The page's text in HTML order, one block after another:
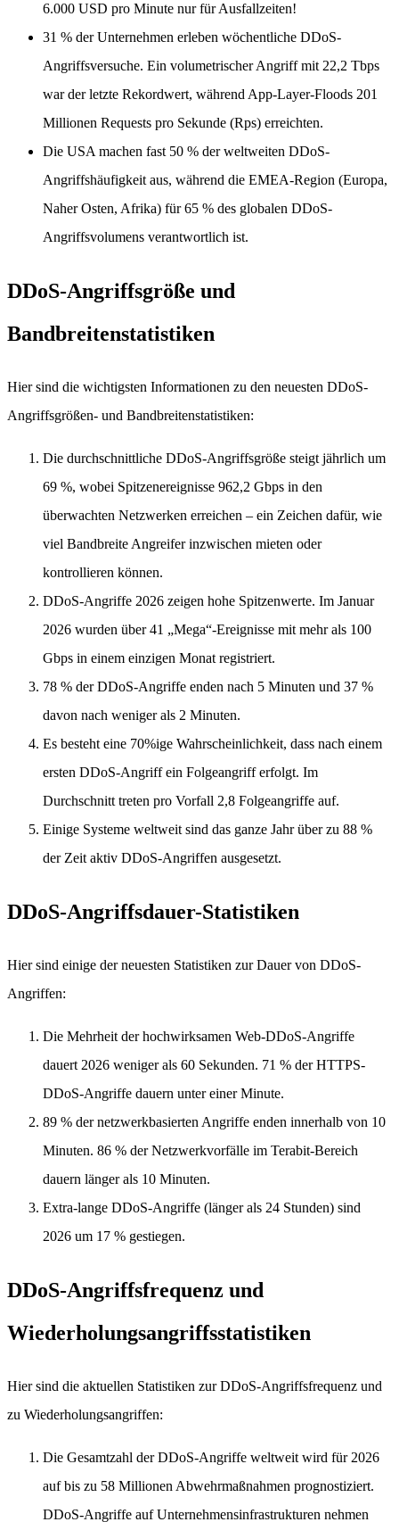
6.000 USD pro Minute nur für Ausfallzeiten!
31 % der Unternehmen erleben wöchentliche DDoS-
Angriffsversuche. Ein volumetrischer Angriff mit 22,2 Tbps
war der letzte Rekordwert, während App-Layer-Floods 201
Millionen Requests pro Sekunde (Rps) erreichten.
Die USA machen fast 50 % der weltweiten DDoS-
Angriffshäufigkeit aus, während die EMEA-Region (Europa,
Naher Osten, Afrika) für 65 % des globalen DDoS-
Angriffsvolumens verantwortlich ist.
DDoS-Angriffsgröße und
Bandbreitenstatistiken
Hier sind die wichtigsten Informationen zu den neuesten DDoS-
Angriffsgrößen- und Bandbreitenstatistiken:
Die durchschnittliche DDoS-Angriffsgröße steigt jährlich um
69 %, wobei Spitzenereignisse 962,2 Gbps in den
überwachten Netzwerken erreichen – ein Zeichen dafür, wie
viel Bandbreite Angreifer inzwischen mieten oder
kontrollieren können.
DDoS-Angriffe 2026 zeigen hohe Spitzenwerte. Im Januar
2026 wurden über 41 „Mega“-Ereignisse mit mehr als 100
Gbps in einem einzigen Monat registriert.
78 % der DDoS-Angriffe enden nach 5 Minuten und 37 %
davon nach weniger als 2 Minuten.
Es besteht eine 70%ige Wahrscheinlichkeit, dass nach einem
ersten DDoS-Angriff ein Folgeangriff erfolgt. Im
Durchschnitt treten pro Vorfall 2,8 Folgeangriffe auf.
Einige Systeme weltweit sind das ganze Jahr über zu 88 %
der Zeit aktiv DDoS-Angriffen ausgesetzt.
DDoS-Angriffsdauer-Statistiken
Hier sind einige der neuesten Statistiken zur Dauer von DDoS-
Angriffen:
Die Mehrheit der hochwirksamen Web-DDoS-Angriffe
dauert 2026 weniger als 60 Sekunden. 71 % der HTTPS-
DDoS-Angriffe dauern unter einer Minute.
89 % der netzwerkbasierten Angriffe enden innerhalb von 10
Minuten. 86 % der Netzwerkvorfälle im Terabit-Bereich
dauern länger als 10 Minuten.
Extra-lange DDoS-Angriffe (länger als 24 Stunden) sind
2026 um 17 % gestiegen.
DDoS-Angriffsfrequenz und
Wiederholungsangriffsstatistiken
Hier sind die aktuellen Statistiken zur DDoS-Angriffsfrequenz und
zu Wiederholungsangriffen:
Die Gesamtzahl der DDoS-Angriffe weltweit wird für 2026
auf bis zu 58 Millionen Abwehrmaßnahmen prognostiziert.
DDoS-Angriffe auf Unternehmensinfrastrukturen nehmen